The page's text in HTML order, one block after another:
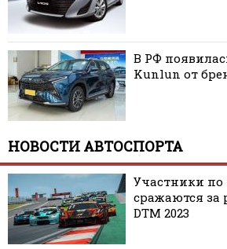
В РФ
Kunlun от
НОВОСТИ АВТОСПОРТА
Участники по
сражаются за
DTM 2023